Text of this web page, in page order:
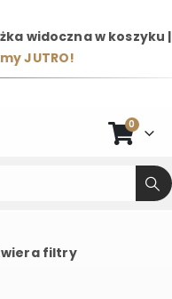
widoczna w koszyku |
JUTRO!
0
filtry